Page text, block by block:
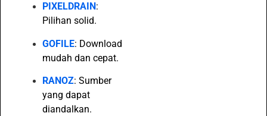
PIXELDRAIN :
Pilihan solid.
GOFILE: Download
mudah dan cepat.
RANOZ: Sumber
yang dapat
diandalkan.